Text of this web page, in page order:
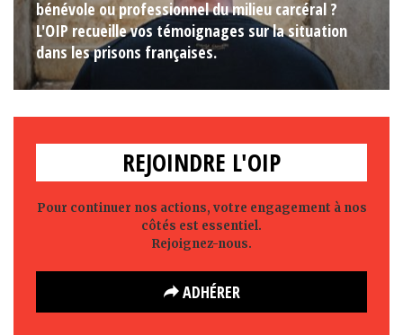
bénévole ou professionnel du milieu carcéral ?
L'OIP recueille vos témoignages sur la situation
dans les prisons françaises.
REJOINDRE L'OIP
Pour continuer nos actions, votre engagement à nos
côtés est essentiel.
Rejoignez-nous.
ADHÉRER